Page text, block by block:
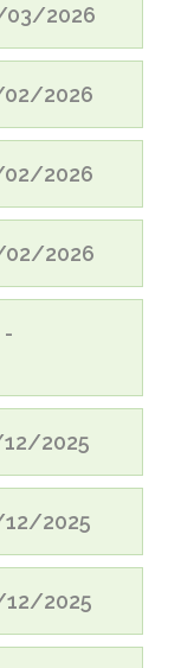
03/2026
02/2026
02/2026
02/2026
-
12/2025
12/2025
12/2025